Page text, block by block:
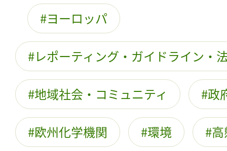
ヨーロッパ
レポーティング・ガイドライン・
地域社会・コミュニティ 政
欧州化学機関 環境